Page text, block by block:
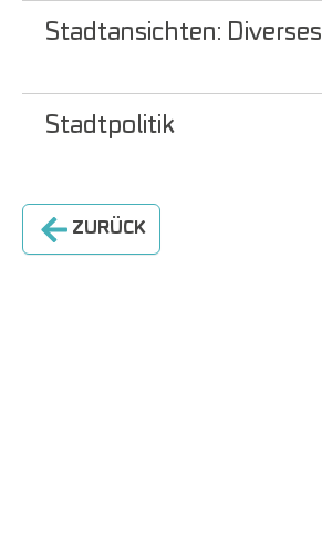
Stadtansichten: Diverses
Stadtpolitik
ZURÜCK